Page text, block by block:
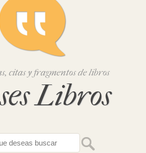
citas y fragmentos de libros
Libros